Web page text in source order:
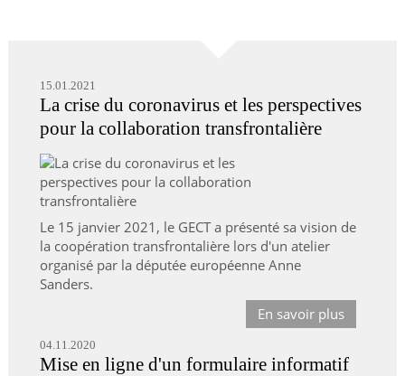
15.01.2021
La crise du coronavirus et les perspectives
pour la collaboration transfrontalière
Le 15 janvier 2021, le GECT a présenté sa vision de
la coopération transfrontalière lors d'un atelier
organisé par la députée européenne Anne
Sanders.
En savoir plus
04.11.2020
Mise en ligne d'un formulaire informatif